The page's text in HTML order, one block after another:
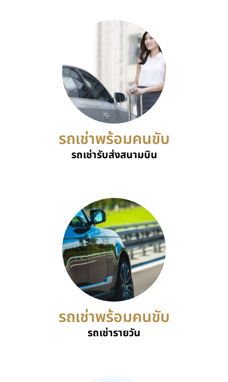
รถเช่าพร้อมคนขับ
รถเช่ารับส่งสนามบิน
รถเช่าพร้อมคนขับ
รถเช่ารายวัน